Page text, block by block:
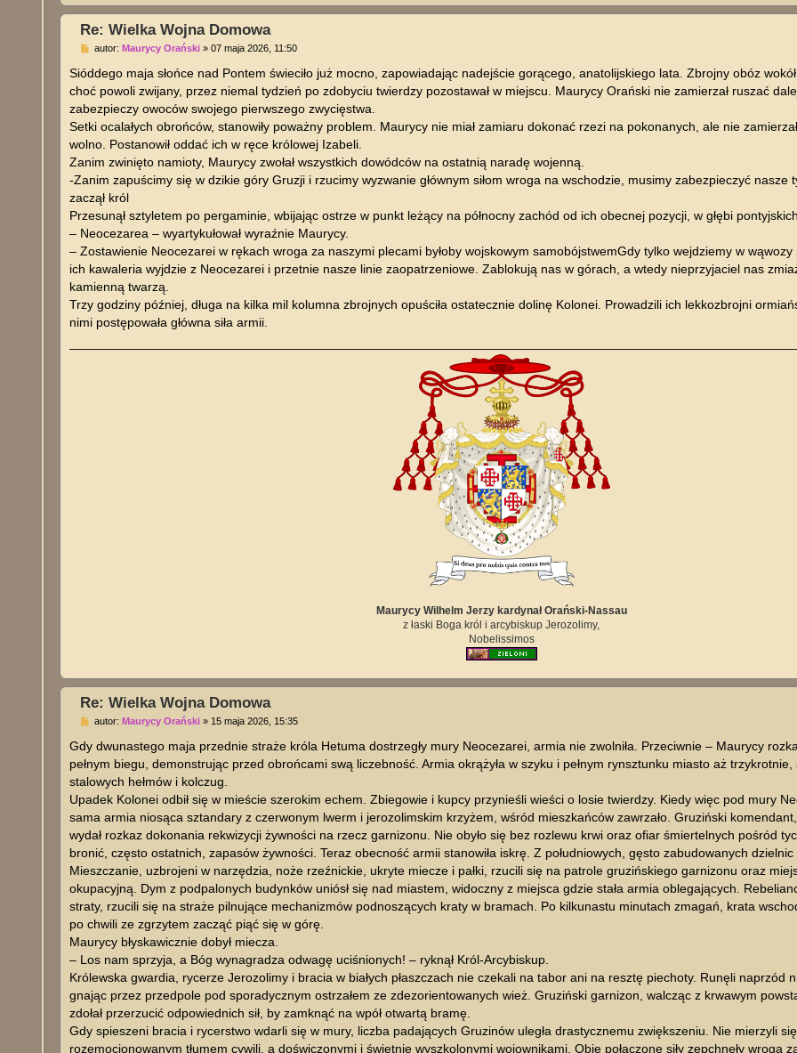
Re: Wielka Wojna Domowa
P
s
autor:Maurycy Orański »07 maja 2026, 11:50
Sióddego maja słońce nad Pontem świeciło już mocno, zapowiadając nadejście gorącego, anatolijskiego lata. Zbrojny obóz
choć powoli zwijany, przez niemal tydzień po zdobyciu twierdzy pozostawał w miejscu. Maurycy Orański nie zamierzał ruszać
zabezpieczy owoców swojego pierwszego zwycięstwa.
Setki ocalałych obrońców, stanowiły poważny problem. Maurycy nie miał zamiaru dokonać rzezi na pokonanych, ale nie
wolno. Postanowił oddać ich w ręce królowej Izabeli.
Zanim zwinięto namioty, Maurycy zwołał wszystkich dowódców na ostatnią naradę wojenną.
-Zanim zapuścimy się w dzikie góry Gruzji i rzucimy wyzwanie głównym siłom wroga na wschodzie, musimy zabezpieczyć nasze
zaczął król
Przesunął sztyletem po pergaminie, wbijając ostrze w punkt leżący na północny zachód od ich obecnej pozycji, w głębi
– Neocezarea – wyartykułował wyraźnie Maurycy.
– Zostawienie Neocezarei w rękach wroga za naszymi plecami byłoby wojskowym samobójstwemGdy tylko wejdziemy w
ich kawaleria wyjdzie z Neocezarei i przetnie nasze linie zaopatrzeniowe. Zablokują nas w górach, a wtedy nieprzyjaciel nas
kamienną twarzą.
Trzy godziny później, długa na kilka mil kolumna zbrojnych opuściła ostatecznie dolinę Kolonei. Prowadzili ich lekkozbrojni
nimi postępowała główna siła armii.
Maurycy Wilhelm Jerzy kardynał Orański-Nassau
z łaski Boga król i arcybiskup Jerozolimy,
Nobelissimos
Re: Wielka Wojna Domowa
P
s
autor:Maurycy Orański » 15 maja 2026, 15:35
Gdy dwunastego maja przednie straże króla Hetuma dostrzegły mury Neocezarei, armia nie zwolniła. Przeciwnie – Maurycy
pełnym biegu, demonstrując przed obrońcami swą liczebność. Armia okrążyła w szyku i pełnym rynsztunku miasto aż trzykrotnie,
stalowych hełmów i kolczug.
Upadek Kolonei odbił się w mieście szerokim echem. Zbiegowie i kupcy przynieśli wieści o losie twierdzy. Kiedy więc pod mury
sama armia niosąca sztandary z czerwonym lwerm i jerozolimskim krzyżem, wśród mieszkańców zawrzało. Gruziński
wydał rozkaz dokonania rekwizycji żywności na rzecz garnizonu. Nie obyło się bez rozlewu krwi oraz ofiar śmiertelnych pośród
bronić, często ostatnich, zapasów żywności. Teraz obecność armii stanowiła iskrę. Z południowych, gęsto zabudowanych dzielnic
Mieszczanie, uzbrojeni w narzędzia, noże rzeźnickie, ukryte miecze i pałki, rzucili się na patrole gruzińskiego garnizonu oraz
okupacyjną. Dym z podpalonych budynków uniósł się nad miastem, widoczny z miejsca gdzie stała armia oblegających.
straty, rzucili się na straże pilnujące mechanizmów podnoszących kraty w bramach. Po kilkunastu minutach zmagań, krata
po chwili ze zgrzytem zacząć piąć się w górę.
Maurycy błyskawicznie dobył miecza.
– Los nam sprzyja, a Bóg wynagradza odwagę uciśnionych! – ryknął Król-Arcybiskup.
Królewska gwardia, rycerze Jerozolimy i bracia w białych płaszczach nie czekali na tabor ani na resztę piechoty. Runęli naprzód
gnając przez przedpole pod sporadycznym ostrzałem ze zdezorientowanych wież. Gruziński garnizon, walcząc z krwawym
zdołał przerzucić odpowiednich sił, by zamknąć na wpół otwartą bramę.
Gdy spieszeni bracia i rycerstwo wdarli się w mury, liczba padających Gruzinów uległa drastycznemu zwiększeniu. Nie mierzyli
rozemocjonowanym tłumem cywili, a doświczonymi i świetnie wyszkolonymi wojownikami. Obie połączone siły zepchnęły wroga